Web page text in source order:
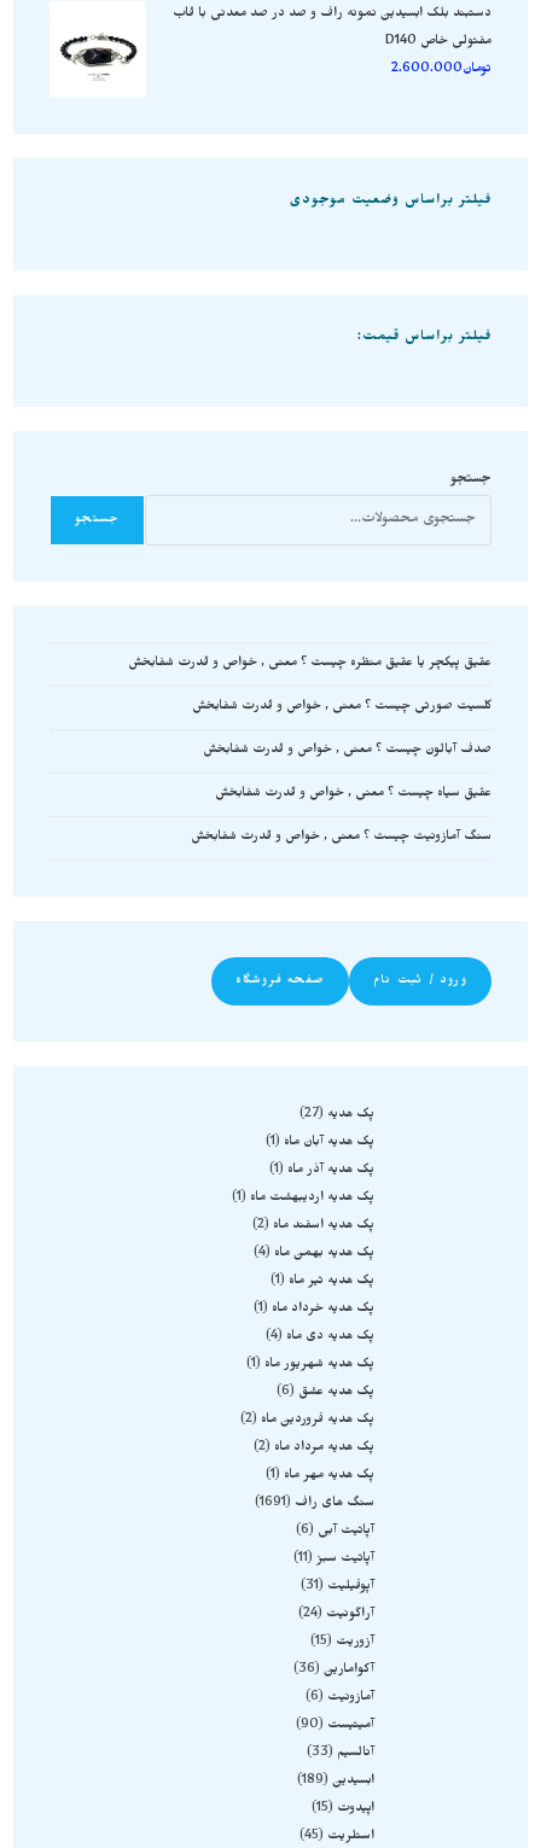
دستبند بلک ابسیدین نمونه راف و صد در صد معدنی با قاب
مفتولی خاص D140
تومان2.600.000
فیلتر براساس وضعیت موجودی
فیلتر براساس قیمت:
جستجو
جستجو
عقیق پیکچر یا عقیق منظره چیست ؟ معنی , خواص و قدرت شفابخش
کلسیت صورتی چیست ؟ معنی , خواص و قدرت شفابخش
صدف آبالون چیست ؟ معنی , خواص و قدرت شفابخش
عقیق سیاه چیست ؟ معنی , خواص و قدرت شفابخش
سنگ آمازونیت چیست ؟ معنی , خواص و قدرت شفابخش
ورود / ثبت نام صفحه فروشگاه
پک هدیه
27
پک هدیه آبان ماه
1
پک هدیه آذر ماه
1
پک هدیه اردیبهشت ماه
1
پک هدیه اسفند ماه
2
پک هدیه بهمن ماه
4
پک هدیه تیر ماه
1
پک هدیه خرداد ماه
1
پک هدیه دی ماه
4
پک هدیه شهریور ماه
1
پک هدیه عشق
6
پک هدیه فروردین ماه
2
پک هدیه مرداد ماه
2
پک هدیه مهر ماه
1
سنگ های راف
1691
آپاتیت آبی
6
آپاتیت سبز 11
آپوفیلیت
31
آراگونیت
24
آزوریت
15
آکوامارین 36
آمازونیت
6
آمیتیست
90
آنالسیم
33
ابسیدین 189
اپیدوت
15
استلریت
45